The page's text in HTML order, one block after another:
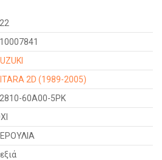
2D (1989-2005)
60A00-5PK